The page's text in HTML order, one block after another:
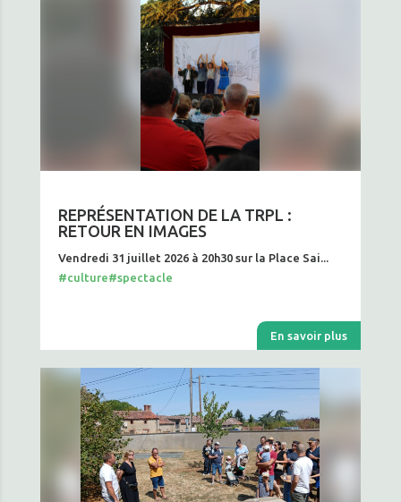
REPRÉSENTATION DE LA TRPL :
RETOUR EN IMAGES
Vendredi 31 juillet 2026 à 20h30 sur la Place Sai...
#culture#spectacle
En savoir plus